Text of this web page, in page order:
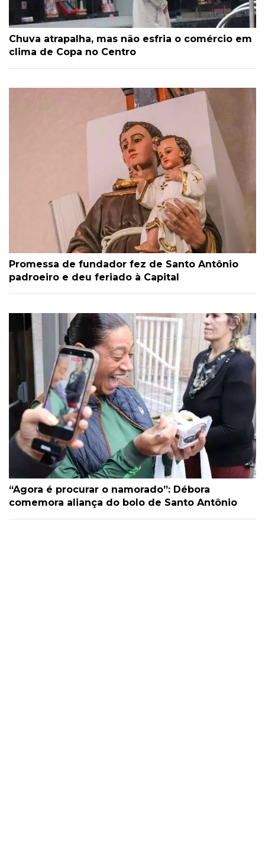
Chuva atrapalha, mas não esfria o comércio em
clima de Copa no Centro
Promessa de fundador fez de Santo Antônio
padroeiro e deu feriado à Capital
“Agora é procurar o namorado”: Débora
comemora aliança do bolo de Santo Antônio